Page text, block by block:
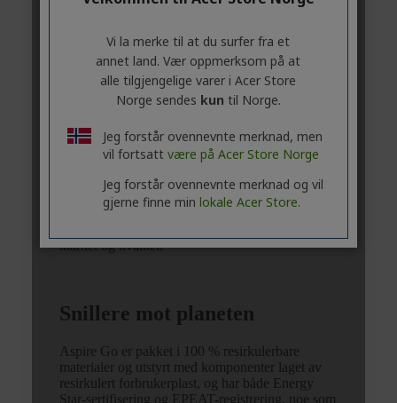
Vi la merke til at du surfer fra et
annet land. Vær oppmerksom på at
alle tilgjengelige varer i Acer Store
Norge sendes kun til Norge.
Jeg forstår ovennevnte merknad, men
vil fortsatt være på Acer Store Norge
Jeg forstår ovennevnte merknad og vil
gjerne finne min lokale Acer Store.